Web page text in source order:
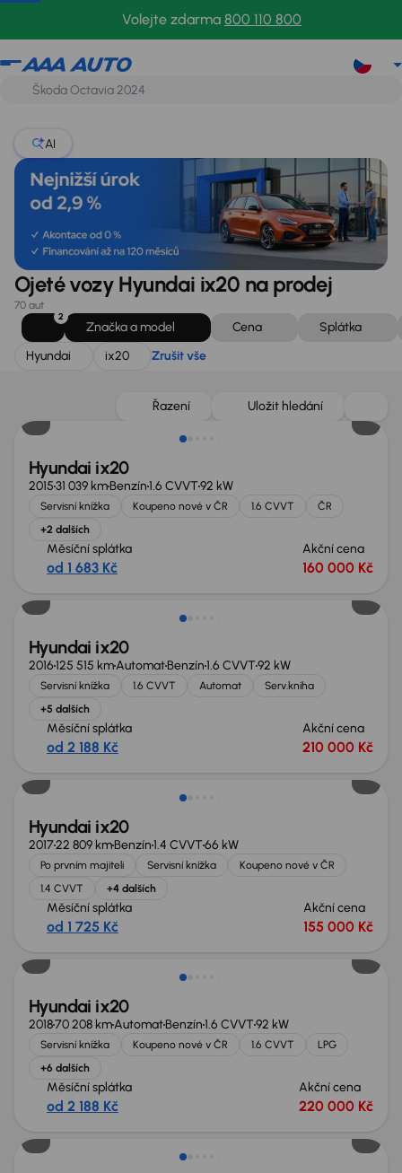
Volejte zdarma 800 110 800
Hyundai
AI
Ojeté vozy Hyundai ix20 na prodej
70 aut
2
Značka a model Cena
Splátka
Hyundai
ix20 Zrušit vše
Řazení Uložit hledání
Zlevněno o 10 000 Kč
Hyundai ix20
201531 039 kmBenzín1.6 CVVT92 kW
Servisní knížka Koupeno nové v ČR 1.6 CVVT
ČR
+2 dalších
Měsíční splátka
od 1 683 Kč
Akční cena
160 000 Kč
Zlevněno o 20 000 Kč
Hyundai ix20
2016125 515 kmAutomatBenzín1.6 CVVT92 kW
Servisní knížka 1.6 CVVT Automat
Serv.kniha
+5 dalších
Měsíční splátka
od 2 188 Kč
Akční cena
210 000 Kč
Hyundai ix20
201722 809 kmBenzín1.4 CVVT66 kW
Po prvním majiteli Servisní knížka
Koupeno nové v ČR
1.4 CVVT
+4 dalších
Měsíční splátka
od 1 725 Kč
Akční cena
155 000 Kč
Hyundai ix20
201870 208 kmAutomatBenzín1.6 CVVT92 kW
Servisní knížka Koupeno nové v ČR 1.6 CVVT
LPG
+6 dalších
Měsíční splátka
od 2 188 Kč
Akční cena
220 000 Kč